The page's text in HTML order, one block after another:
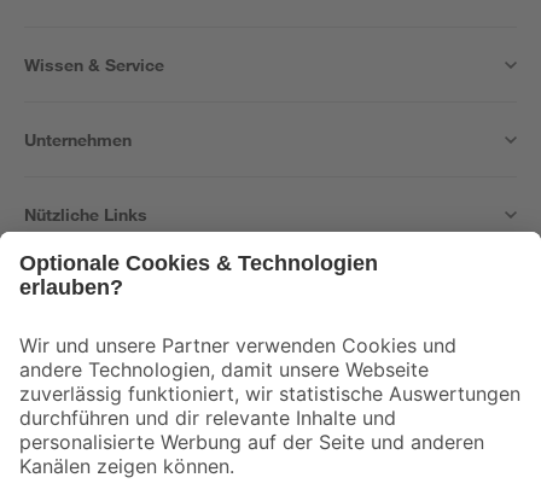
Wissen & Service
Unternehmen
Nützliche Links
Der toom Newsletter: Keine Angebote und Aktionen mehr verpassen!
Zur Newsletter Anmeldung
Folge uns